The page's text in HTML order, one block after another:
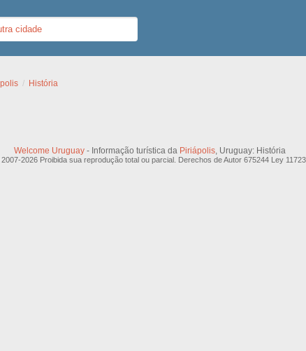
História
Welcome Uruguay- Informação turística da Piriápolis, Uruguay: História
2026 Proibida sua reprodução total ou parcial. Derechos de Autor 675244 Ley 11723